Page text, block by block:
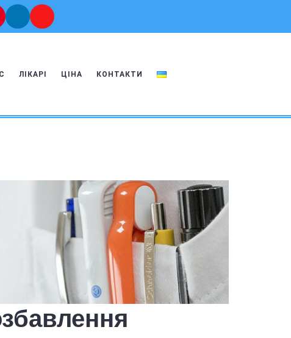
ЛІКАРІ ЦІНА КОНТАКТИ